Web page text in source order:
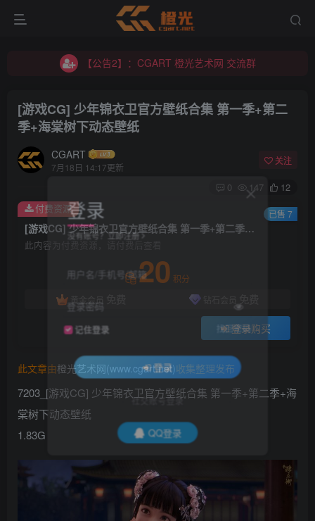
【公告2】：CGART 橙光艺术网 交流群
【公告2】：CGART 橙光艺术网 交流群
[游戏CG] 少年锦衣卫官方壁纸合集 第一季+第二
季+海棠树下动态壁纸
CGART
7月18日 14:17更新
关注
0 147 12
[游戏CG] 少年锦衣卫官方壁纸合集 第一季+第二季+海棠树下动态壁纸
此内容为付费资源，请付费后查看
20 积分
黄金会员
登录购买
付费资源 已售 7
此文章由橙光艺术网(www.cgart.net)收集整理发布
7203_[游戏CG] 少年锦衣卫官方壁纸合集 第一季+第二季+海
棠树下动态壁纸
1.83G
登录
没有账号？立即注册
用户名/手机号/邮箱
登录密码
记住登录 找回密码
登录
QQ登录